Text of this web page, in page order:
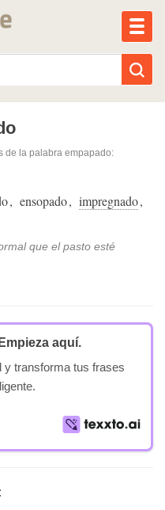
con IA
de la palabra empapado:
, ensopado, impregnado,
que el pasto esté
Empieza aquí.
y transforma tus frases